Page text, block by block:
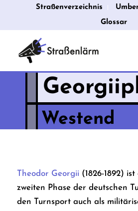
Straßenverzeichnis
Glossar
Westend
Theodor Georgii(1826-1892)
zweiten Phase der deutschen
den Turnsport auch als